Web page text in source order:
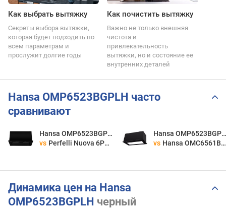
Как выбрать вытяжку
Секреты выбора вытяжки,
которая будет подходить по
всем параметрам и
прослужит долгие годы
Как почистить вытяжку
Важно не только внешняя
чистота и
привлекательность
вытяжки, но и состояние ее
внутренних деталей
Hansa OMP6523BGPLH часто
сравнивают
Hansa OMP6523BGPLH
vs Perfelli Nuova 6PWRB Nero
Hansa OMP6523BGPLH
vs Hansa OMC6561BGH
Динамика цен на Hansa
OMP6523BGPLH черный